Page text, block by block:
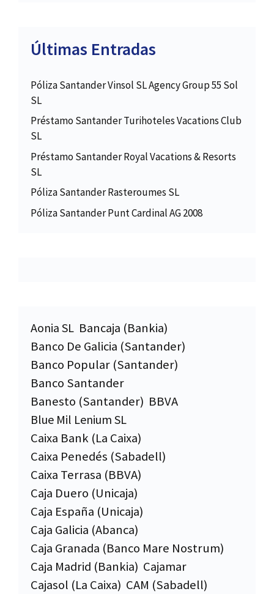
Últimas Entradas
Póliza Santander Vinsol SL Agency Group 55 Sol
SL
Préstamo Santander Turihoteles Vacations Club
SL
Préstamo Santander Royal Vacations & Resorts
SL
Póliza Santander Rasteroumes SL
Póliza Santander Punt Cardinal AG 2008
Aonia SL Bancaja (Bankia)
Banco De Galicia (Santander)
Banco Popular (Santander)
Banco Santander
Banesto (Santander) BBVA
Blue Mil Lenium SL
Caixa Bank (La Caixa)
Caixa Penedés (Sabadell)
Caixa Terrasa (BBVA)
Caja Duero (Unicaja)
Caja España (Unicaja)
Caja Galicia (Abanca)
Caja Granada (Banco Mare Nostrum)
Caja Madrid (Bankia) Cajamar
Cajasol (La Caixa) CAM (Sabadell)